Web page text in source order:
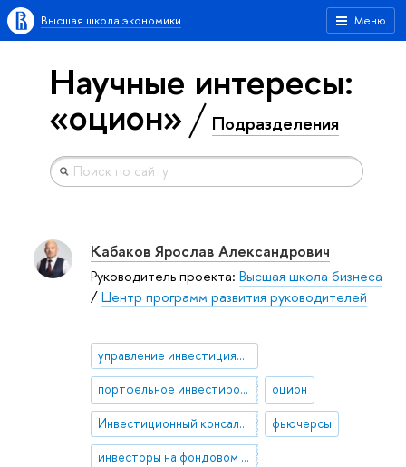
Меню
Высшая школа экономики
Научные интересы:
«оцион» Подразделения
Кабаков Ярослав Александрович
Руководитель проекта: Высшая школа бизнеса
/Центр программ развития руководителей
управление инвестициями
портфельное инвестирование оцион
Инвестиционный консалтинг фьючерсы
инвесторы на фондовом рынке